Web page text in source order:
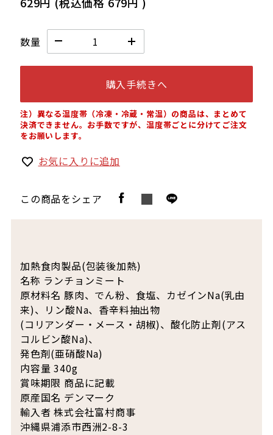
数量
購入手続きへ
注）異なる温度帯（冷凍・冷蔵・常温）の商品は、まとめて
決済できません。お手数ですが、温度帯ごとに分けてご注文
をお願いします。
お気に入りに追加
この商品をシェア
加熱食肉製品(包装後加熱)
名称 ランチョンミート
原材料名 豚肉、でん粉、食塩、カゼインNa(乳由
来)、リン酸Na、香辛料抽出物
(コリアンダー・メース・胡椒)、酸化防止剤(アス
コルビン酸Na)、
発色剤(亜硝酸Na)
内容量 340g
賞味期限 商品に記載
原産国名 デンマーク
輸入者 株式会社富村商事
沖縄県浦添市西洲2-8-3